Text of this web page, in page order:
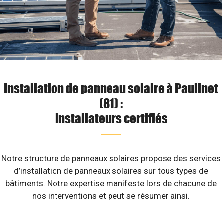
Installation de panneau solaire à Paulinet
(81) :
installateurs certifiés
Notre structure de panneaux solaires propose des services
d’installation de panneaux solaires sur tous types de
bâtiments. Notre expertise manifeste lors de chacune de
nos interventions et peut se résumer ainsi.